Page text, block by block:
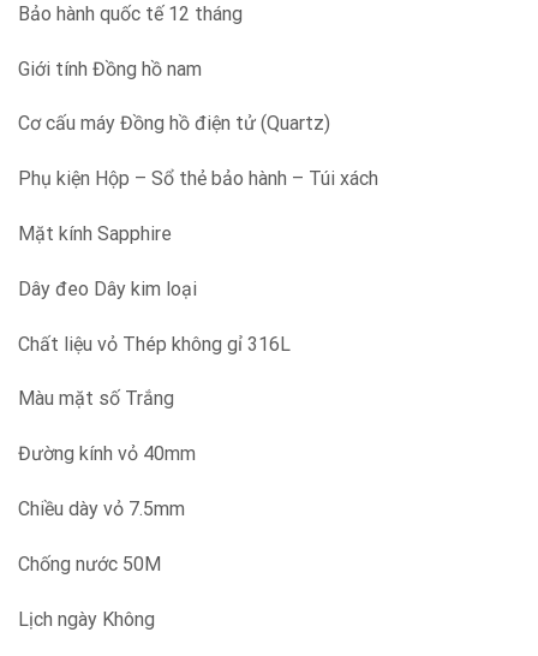
Bảo hành quốc tế 12 tháng
Giới tính Đồng hồ nam
Cơ cấu máy Đồng hồ điện tử (Quartz)
Phụ kiện Hộp – Sổ thẻ bảo hành – Túi xách
Mặt kính Sapphire
Dây đeo Dây kim loại
Chất liệu vỏ Thép không gỉ 316L
Màu mặt số Trắng
Đường kính vỏ 40mm
Chiều dày vỏ 7.5mm
Chống nước 50M
Lịch ngày Không